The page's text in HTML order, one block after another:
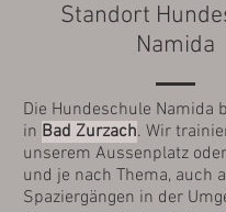
Standort
Namida
Die Hundeschule Namida
in Bad Zurzach. Wir
unserem Aussenplatz
und je nach Thema, auch
Spaziergängen in der